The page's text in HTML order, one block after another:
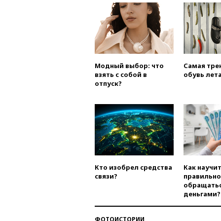
Модный выбор: что
взять с собой в
отпуск?
Самая
обувь
Кто изобрел средства
связи?
Как
правильно
деньгами?
ФОТОИСТОРИИ